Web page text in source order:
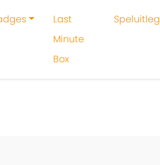
Last
Minute
Box
Speluitleg
Mors bloemenmuur